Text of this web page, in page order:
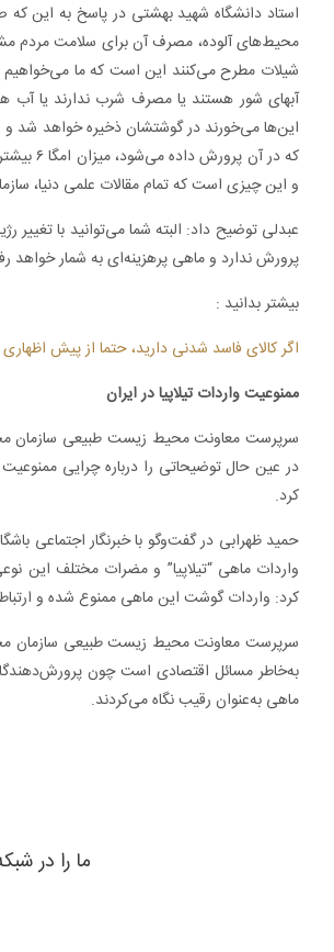
استاد دانشگاه شهید بهشتی در پاسخ به این
محیط‌های آلوده، مصرف آن برای سلامت مردم
شیلات مطرح می‌کنند این است که ما می‌خواهیم
آبهای شور هستند یا مصرف شرب ندارند یا آب
این‌ها می‌خورند در گوشتشان ذخیره خواهد شد و
و این چیزی است که تمام مقالات علمی دنیا،
عبدلی توضیح داد: البته شما می‌توانید با تغییر
پرورش ندارد و ماهی پرهزینه‌ای به شمار
بیشتر بدانید :
اگر کالای فاسد شدنی دارید، حتما از پیش اظهاری
ممنوعیت واردات تیلاپیا در ایران
سرپرست معاونت محیط زیست طبیعی سازمان
در عین حال توضیحاتی را درباره چرایی
کرد.
حمید ظهرابی در گفت‌وگو با خبرنگار اجتماعی
واردات ماهی “تیلاپیا” و مضرات مختلف این
کرد: واردات گوشت این ماهی ممنوع شده و
سرپرست معاونت محیط زیست طبیعی سازمان
به‌خاطر مسائل اقتصادی است چون
ماهی به‌عنوان رقیب نگاه می‌کردند.
ما را در